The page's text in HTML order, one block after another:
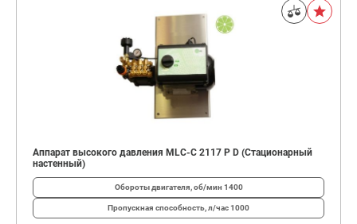
Аппарат высокого давления MLC-C 2117 P D (Стационарный
настенный)
Обороты двигателя, об/мин 1400
Пропускная способность, л/час1000